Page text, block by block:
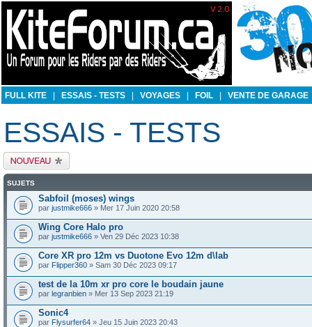
FULL KITE ESSAIS - TESTS VOYAGES FOIL VENTE DE GARAGE
ESSAIS - TESTS
Publier un nouveau
sujet
SUJETS
Sabfoil (moses) wings
par justmike666 » Mer 17 Juin 2020 20:58
Wing Core Halo pro
par justmike666 » Ven 29 Déc 2023 10:38
Core XR pro 12m vs Duotone Evo 12m d\lab
par Flipper360 » Sam 30 Déc 2023 09:17
test de la 10m xr pro core le boudain jaune
par legranbien » Mer 13 Sep 2023 21:19
Sonic4
par Flysurfer64 » Jeu 15 Juin 2023 20:43